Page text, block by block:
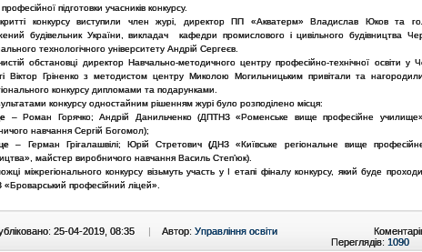
підготовки учасників конкурсу.
конкурсу виступили член журі, директор ПП «Акватерм» Владислав Юков та
будівельник України, викладач кафедри промислового і цивільного будівництва
технологічного університету Андрій Сергеєв.
обстановці директор Навчально-методичного центру професійно-технічної освіти у
Віктор Гріненко з методистом центру Миколою Могильницьким привітали та нагородили
конкурсу дипломами та подарунками.
конкурсу одностайним рішенням журі було розподілено місця:
– Роман Горячко; Андрій Данильченко (ДПТНЗ «Роменське вище професійне
навчання Сергій Богомол);
– Герман Грігалашвілі; Юрій Стретович (ДНЗ «Київське регіональне вище
майстер виробничого навчання Василь Степ’юк).
міжрегіонального конкурсу візьмуть участь у I етапі фіналу конкурсу, який буде
професійний ліцей».
25-04-2019, 08:35 | Автор: Управління освіти
Переглядів: 1090